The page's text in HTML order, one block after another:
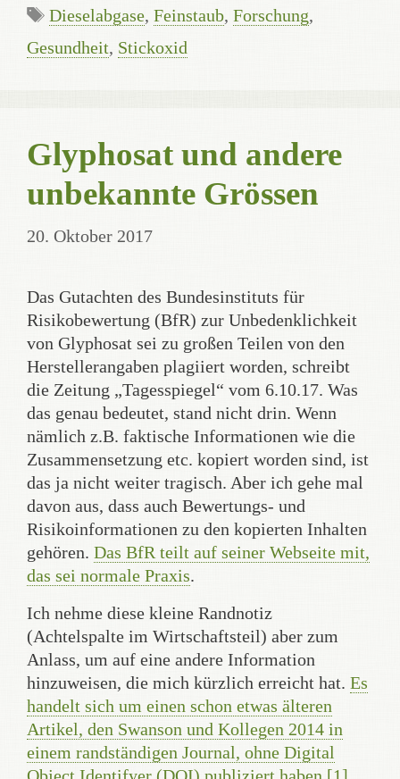
Schlagwörter
Dieselabgase, Feinstaub, Forschung,
Gesundheit, Stickoxid
Glyphosat und andere
unbekannte Grössen
20. Oktober 2017
Das Gutachten des Bundesinstituts für
Risikobewertung (BfR) zur Unbedenklichkeit
von Glyphosat sei zu großen Teilen von den
Herstellerangaben plagiiert worden, schreibt
die Zeitung „Tagesspiegel“ vom 6.10.17. Was
das genau bedeutet, stand nicht drin. Wenn
nämlich z.B. faktische Informationen wie die
Zusammensetzung etc. kopiert worden sind, ist
das ja nicht weiter tragisch. Aber ich gehe mal
davon aus, dass auch Bewertungs- und
Risikoinformationen zu den kopierten Inhalten
gehören. Das BfR teilt auf seiner Webseite mit,
das sei normale Praxis.
Ich nehme diese kleine Randnotiz
(Achtelspalte im Wirtschaftsteil) aber zum
Anlass, um auf eine andere Information
hinzuweisen, die mich kürzlich erreicht hat. Es
handelt sich um einen schon etwas älteren
Artikel, den Swanson und Kollegen 2014 in
einem randständigen Journal, ohne Digital